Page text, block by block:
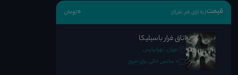
قیمت(به ازای هر نفر)از: 0تومان
اتاق فرار باسیلیکا
تهران، تهرانپارس
0 سانس خالی برای امروز